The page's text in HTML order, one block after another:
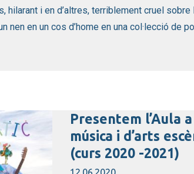
hilarant i en d’altres, terriblement cruel
nen en un cos d’home en una col·lecció de
Presentem l’Aula
música i d’arts
(curs 2020 -2021)